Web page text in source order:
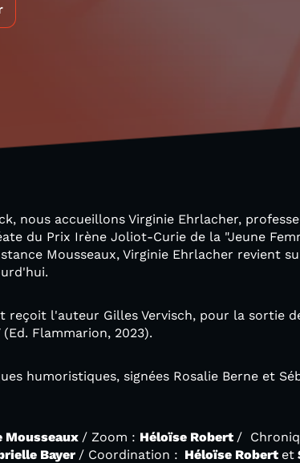
nous accueillons Virginie Ehrlacher,
du Prix Irène Joliot-Curie de la "Jeune
Mousseaux, Virginie Ehrlacher revient
reçoit l'auteur Gilles Vervisch, pour la sortie
(Ed. Flammarion, 2023).
humoristiques, signées Rosalie Berne et
Mousseaux / Zoom : Héloïse Robert /
Bayer / Coordination : Héloïse Robert et